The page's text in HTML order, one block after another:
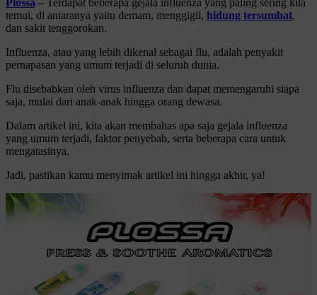
Plossa – Terdapat beberapa gejala influenza yang paling sering kita
temui, di antaranya yaitu demam, menggigil, hidung tersumbat,
dan sakit tenggorokan.
Influenza, atau yang lebih dikenal sebagai flu, adalah penyakit
pernapasan yang umum terjadi di seluruh dunia.
Flu disebabkan oleh virus influenza dan dapat memengaruhi siapa
saja, mulai dari anak-anak hingga orang dewasa.
Dalam artikel ini, kita akan membahas apa saja gejala influenza
yang umum terjadi, faktor penyebab, serta beberapa cara untuk
mengatasinya.
Jadi, pastikan kamu menyimak artikel ini hingga akhir, ya!